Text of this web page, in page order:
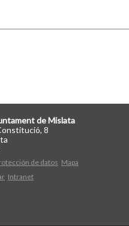
de Mislata
8
de datos Mapa
Intranet